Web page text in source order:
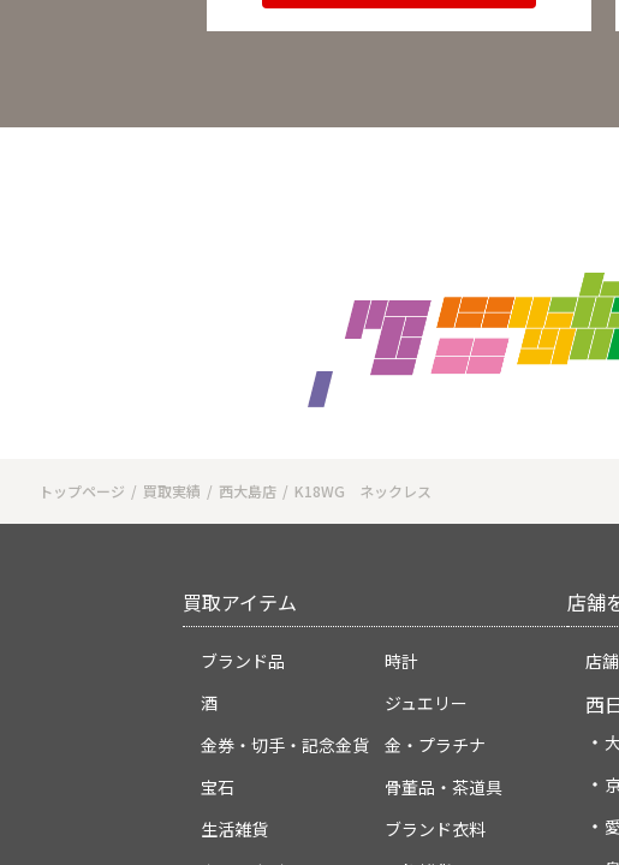
トップページ 買取実績 西大島店 K18WG ネックレス
買取アイテム
ブランド品
時計
酒
ジュエリー
金券・切手・記念金貨
金・プラチナ
宝石
骨董品・茶道具
生活雑貨
ブランド衣料
店舗
店
西